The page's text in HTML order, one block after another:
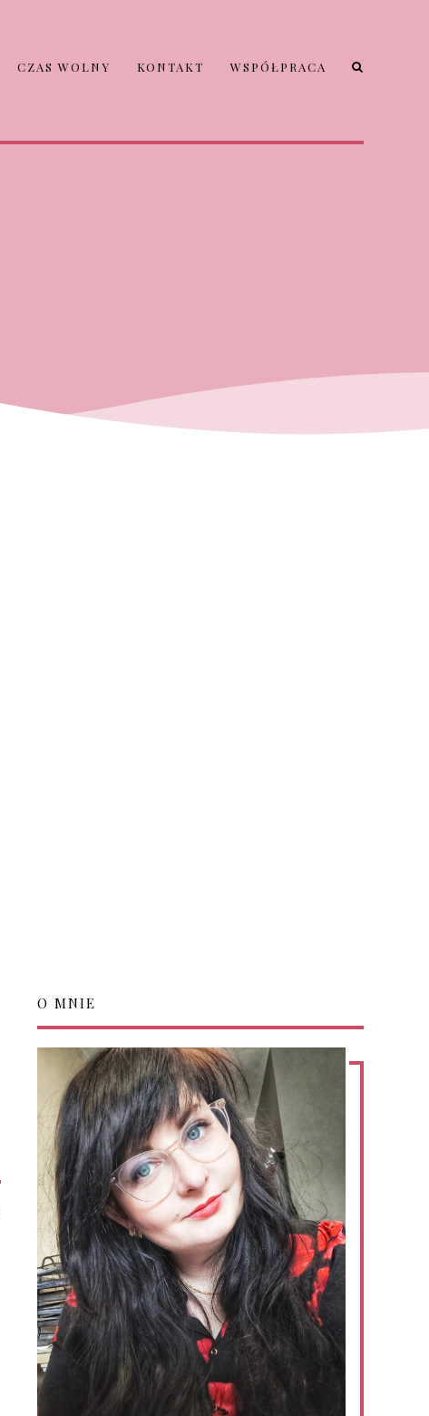
CZAS WOLNY KONTAKT WSPÓŁPRACA
O MNIE